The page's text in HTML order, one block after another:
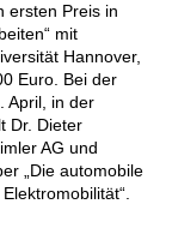
ersten Preis in
mit
Hannover,
Euro. Bei der
April, in der
Dr. Dieter
AG und
„Die automobile